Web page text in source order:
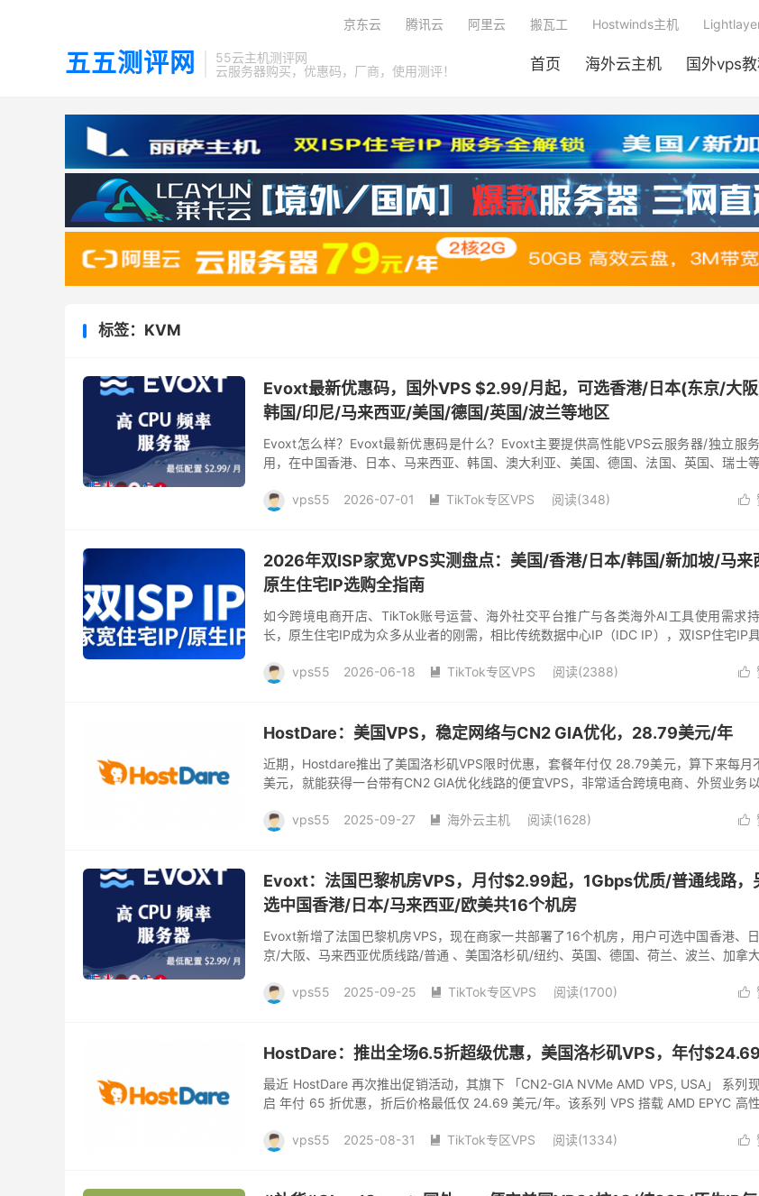
五五测评网
55云主机测评网
云服务器购买，优惠码，厂商，使用测评！
首页 海外云主机 国外vps
京东云 腾讯云 阿里云 搬瓦工 Hostwinds主机
标签：KVM
Evoxt最新优惠码，国外VPS $2.99/月起，可选香港/日本(东京/大
韩国/印尼/马来西亚/美国/德国/英国/波兰等地区
Evoxt怎么样？Evoxt最新优惠码是什么？Evoxt主要提供高性能VPS云服务器/独立服
用，在中国香港、日本、马来西亚、韩国、澳大利亚、美国、德国、法国、英国、瑞士

vps55 2026-07-01  TikTok专区VPS 阅读(348)
2026年双ISP家宽VPS实测盘点：美国/香港/日本/韩国/新加坡/马来
原生住宅IP选购全指南
如今跨境电商开店、TikTok账号运营、海外社交平台推广与各类海外AI工具使用需求
长，原生住宅IP成为众多从业者的刚需，相比传统数据中心IP（IDC IP），双ISP住宅IP

vps55 2026-06-18  TikTok专区VPS 阅读(2388)
HostDare：美国VPS，稳定网络与CN2 GIA优化，28.79美元/年
近期，Hostdare推出了美国洛杉矶VPS限时优惠，套餐年付仅 28.79美元，算下来每月
美元，就能获得一台带有CN2 GIA优化线路的便宜VPS，非常适合跨境电商、外贸业务

vps55 2025-09-27  海外云主机 阅读(1628)
Evoxt：法国巴黎机房VPS，月付$2.99起，1Gbps优质/普通线路，
选中国香港/日本/马来西亚/欧美共16个机房
Evoxt新增了法国巴黎机房VPS，现在商家一共部署了16个机房，用户可选中国香港、
京/大阪、马来西亚优质线路/普通 、美国洛杉矶/纽约、英国、德国、荷兰、波兰、加拿

vps55 2025-09-25  TikTok专区VPS 阅读(1700)
HostDare：推出全场6.5折超级优惠，美国洛杉矶VPS，年付
最近 HostDare 再次推出促销活动，其旗下 「CN2-GIA NVMe AMD VPS, USA」 系列
启 年付 65 折优惠，折后价格最低仅 24.69 美元/年。该系列 VPS 搭载 AMD EPYC 高

vps55 2025-08-31  TikTok专区VPS 阅读(1334)